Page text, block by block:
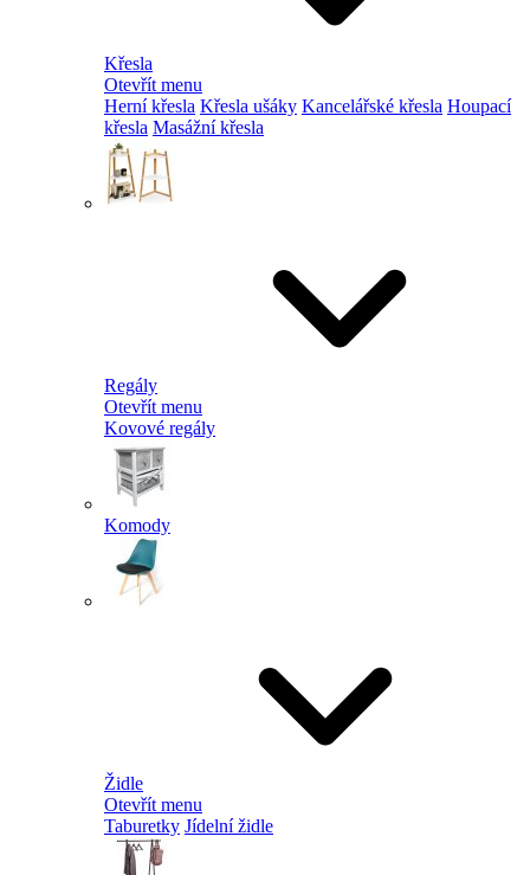
Křesla
Otevřít menu
Herní křesla Křesla ušáky Kancelářské křesla Houpací
křesla Masážní křesla
Regály
Otevřít menu
Kovové regály
Komody
Židle
Otevřít menu
Taburetky Jídelní židle